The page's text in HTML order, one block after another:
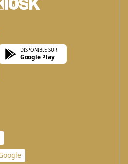
DISPONIBLE SUR
Google Play